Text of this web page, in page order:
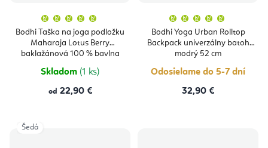
Bodhi Taška na joga podložku
Maharaja Lotus Berry
baklažánová 100 % bavlna
produktu
je
5,0
z
5
Skladom (1 ks)
od 22,90 €
Bodhi Yoga Urban Rolltop
Backpack univerzálny batoh
modrý 52 cm
produktu
je
5,0
Odosielame do 5-7 dní
32,90 €
Šedá